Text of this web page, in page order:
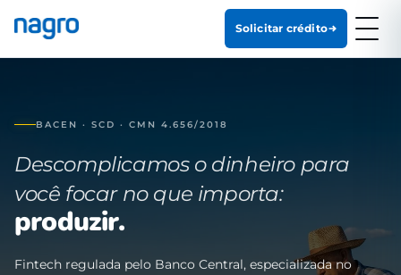
Solicitar crédito
BACEN · SCD · CMN 4.656/2018
Descomplicamos o dinheiro para
você focar no que importa:
produzir.
Fintech regulada pelo Banco Central, especializada no